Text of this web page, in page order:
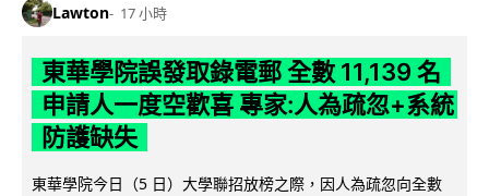
Lawton 17 小時
東華學院誤發取錄電郵 全數 11,139 名
申請人一度空歡喜 專家:人為疏忽+系統
防護缺失
東華學院今日（5 日）大學聯招放榜之際，因人為疏忽向全數